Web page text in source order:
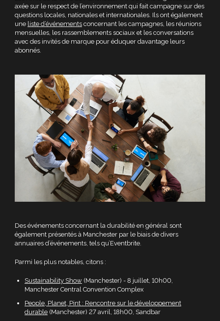
axée sur le respect de l’environnement qui fait campagne sur des
questions locales, nationales et internationales. Ils ont également
une liste d’événements concernant les campagnes, les réunions
mensuelles, les rassemblements sociaux et les conversations
avec des invités de marque pour éduquer davantage leurs
abonnés.
Des événements concernant la durabilité en général sont
également présentés à Manchester par le biais de divers
annuaires d’événements, tels qu’Eventbrite.
Parmi les plus notables, citons :
Sustainability Show (Manchester) - 8 juillet, 10h00,
Manchester Central Convention Complex
People, Planet, Pint : Rencontre sur le développement
durable (Manchester) 27 avril, 18h00, Sandbar